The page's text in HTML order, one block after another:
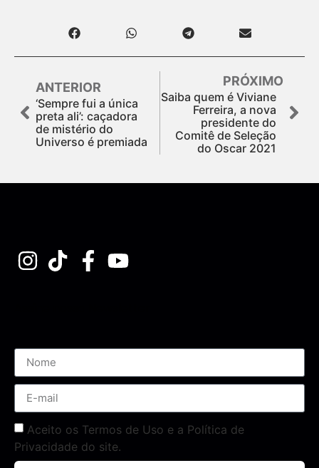
ANTERIOR
‘Sempre fui a única
preta ali’: caçadora
de mistério do
Universo é premiada
PRÓXIMO
Saiba quem é Viviane
Ferreira, a nova
presidente do
Comitê de Seleção
do Oscar 2021
Aceito os Termos de Uso e a Política de
Privacidade do site.